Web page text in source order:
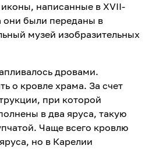
написанные в XVII-
они были переданы в
музей изобразительных
дровами.
о кровле храма. За счет
при которой
в два яруса, такую
Чаще всего кровлю
но в Карелии